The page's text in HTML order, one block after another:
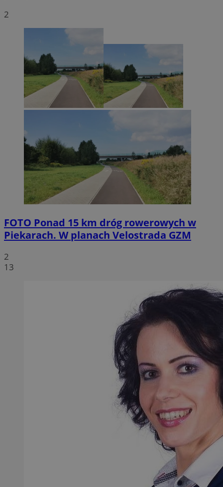
2
FOTO Ponad 15 km dróg rowerowych w
Piekarach. W planach Velostrada GZM
2
13